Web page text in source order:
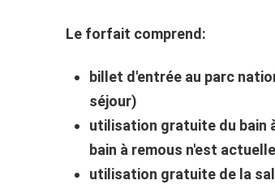
Le forfait comprend:
billet d'entrée au parc
séjour)
utilisation gratuite du bain
bain à remous n'est
utilisation gratuite de la